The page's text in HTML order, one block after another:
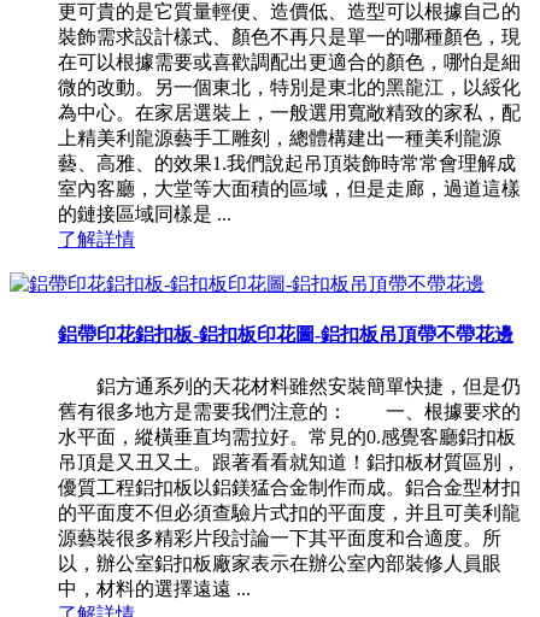
更可貴的是它質量輕便、造價低、造型可以根據自己的
裝飾需求設計樣式、顏色不再只是單一的哪種顏色，現
在可以根據需要或喜歡調配出更適合的顏色，哪怕是細
微的改動。另一個東北，特別是東北的黑龍江，以綏化
為中心。在家居選裝上，一般選用寬敞精致的家私，配
上精美利龍源藝手工雕刻，總體構建出一種美利龍源
藝、高雅、的效果1.我們說起吊頂裝飾時常常會理解成
室內客廳，大堂等大面積的區域，但是走廊，過道這樣
的鏈接區域同樣是 ...
了解詳情
鋁帶印花鋁扣板-鋁扣板印花圖-鋁扣板吊頂帶不帶花邊
鋁方通系列的天花材料雖然安裝簡單快捷，但是仍
舊有很多地方是需要我們注意的： 一、根據要求的
水平面，縱橫垂直均需拉好。常見的0.感覺客廳鋁扣板
吊頂是又丑又土。跟著看看就知道！鋁扣板材質區別，
優質工程鋁扣板以鋁鎂猛合金制作而成。鋁合金型材扣
的平面度不但必須查驗片式扣的平面度，并且可美利龍
源藝裝很多精彩片段討論一下其平面度和合適度。所
以，辦公室鋁扣板廠家表示在辦公室內部裝修人員眼
中，材料的選擇遠遠 ...